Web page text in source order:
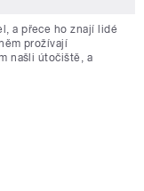
a přece ho znají lidé
prožívají
našli útočiště, a